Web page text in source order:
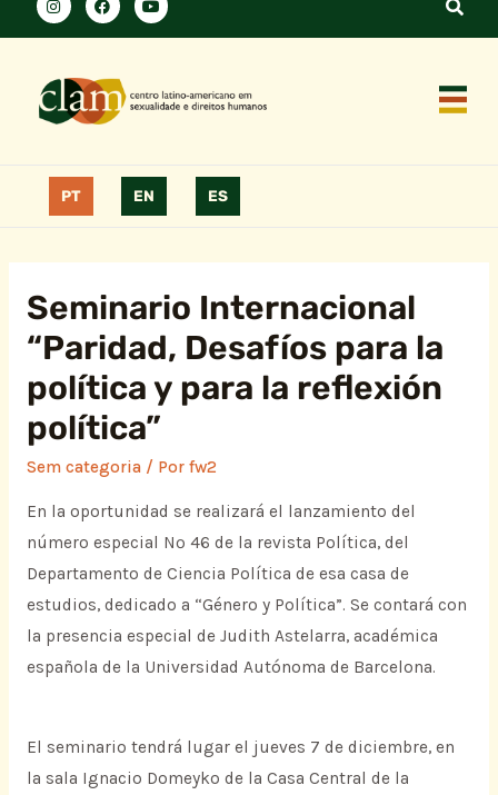
PT EN ES
Seminario Internacional
“Paridad, Desafíos para la
política y para la reflexión
política”
Sem categoria/ Por fw2
En la oportunidad se realizará el lanzamiento del
número especial Nº 46 de la revista Política, del
Departamento de Ciencia Política de esa casa de
estudios, dedicado a “Género y Política”. Se contará con
la presencia especial de Judith Astelarra, académica
española de la Universidad Autónoma de Barcelona.
El seminario tendrá lugar el jueves 7 de diciembre, en
la sala Ignacio Domeyko de la Casa Central de la